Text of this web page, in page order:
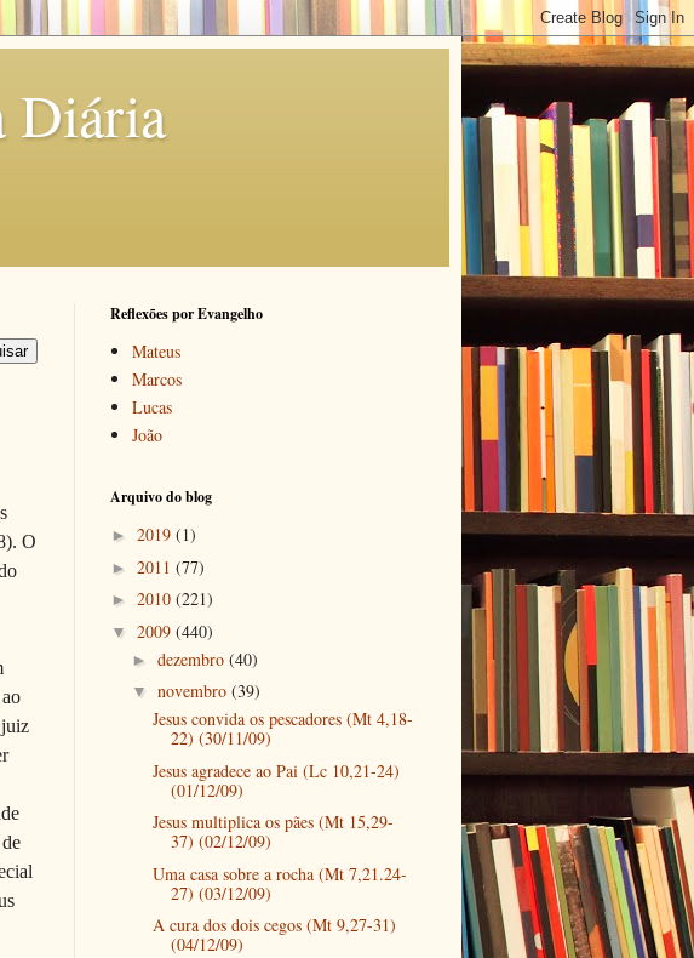
Diária
O
Reflexões por Evangelho
Mateus
Marcos
Lucas
João
Arquivo do blog
► 2019 (1)
► 2011 (77)
► 2010 (221)
▼ 2009 (440)
► dezembro (40)
▼ novembro (39)
Jesus convida os pescadores (Mt 4,18-
22) (30/11/09)
Jesus agradece ao Pai (Lc 10,21-24)
(01/12/09)
Jesus multiplica os pães (Mt 15,29-
37) (02/12/09)
Uma casa sobre a rocha (Mt 7,21.24-
27) (03/12/09)
A cura dos dois cegos (Mt 9,27-31)
(04/12/09)